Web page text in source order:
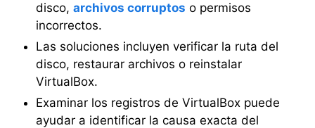
disco, archivos corruptos o permisos
incorrectos.
Las soluciones incluyen verificar la ruta del
disco, restaurar archivos o reinstalar
VirtualBox.
Examinar los registros de VirtualBox puede
ayudar a identificar la causa exacta del